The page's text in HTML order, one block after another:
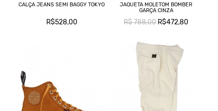
CALÇA JEANS SEMI BAGGY TOKYO
R$528,00
JAQUETA MOLETOM BOMBER
GARÇA CINZA
R$ 788,00R$472,80